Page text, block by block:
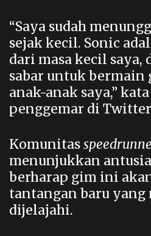
“Saya sudah
sejak kecil. Sonic
dari masa kecil saya,
sabar untuk bermain
anak-anak saya,”
penggemar di
Komunitas
menunjukkan
berharap gim ini
tantangan baru
dijelajahi.